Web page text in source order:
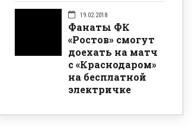
19.02.2018
Фанаты ФК
«Ростов» смогут
доехать на матч
с «Краснодаром»
на бесплатной
электричке